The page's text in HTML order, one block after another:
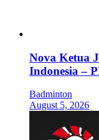
Nova Ketua
Indonesia –
Badminton
August 5, 2026